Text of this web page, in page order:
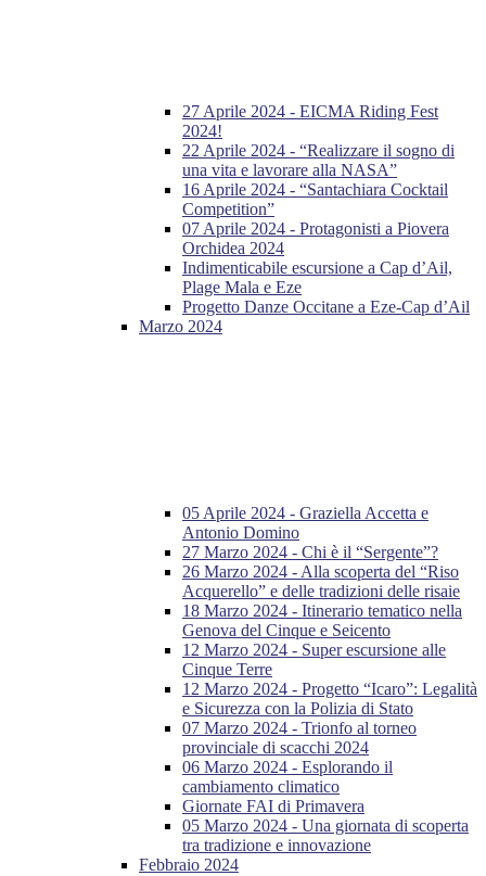
27 Aprile 2024 - EICMA Riding Fest
2024!
22 Aprile 2024 - “Realizzare il sogno di
una vita e lavorare alla NASA”
16 Aprile 2024 - “Santachiara Cocktail
Competition”
07 Aprile 2024 - Protagonisti a Piovera
Orchidea 2024
Indimenticabile escursione a Cap d’Ail,
Plage Mala e Eze
Progetto Danze Occitane a Eze-Cap d’Ail
Marzo 2024
05 Aprile 2024 - Graziella Accetta e
Antonio Domino
27 Marzo 2024 - Chi è il “Sergente”?
26 Marzo 2024 - Alla scoperta del “Riso
Acquerello” e delle tradizioni delle risaie
18 Marzo 2024 - Itinerario tematico nella
Genova del Cinque e Seicento
12 Marzo 2024 - Super escursione alle
Cinque Terre
12 Marzo 2024 - Progetto “Icaro”: Legalità
e Sicurezza con la Polizia di Stato
07 Marzo 2024 - Trionfo al torneo
provinciale di scacchi 2024
06 Marzo 2024 - Esplorando il
cambiamento climatico
Giornate FAI di Primavera
05 Marzo 2024 - Una giornata di scoperta
tra tradizione e innovazione
Febbraio 2024